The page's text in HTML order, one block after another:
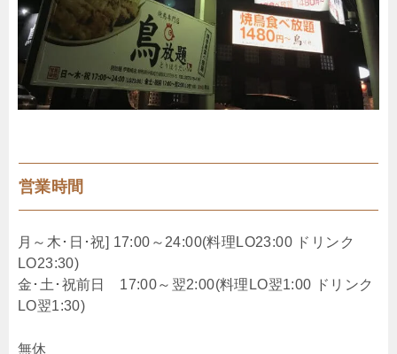
営業時間
月～木･日･祝] 17:00～24:00(料理LO23:00 ドリンク
LO23:30)
金･土･祝前日 17:00～翌2:00(料理LO翌1:00 ドリンク
LO翌1:30)
無休